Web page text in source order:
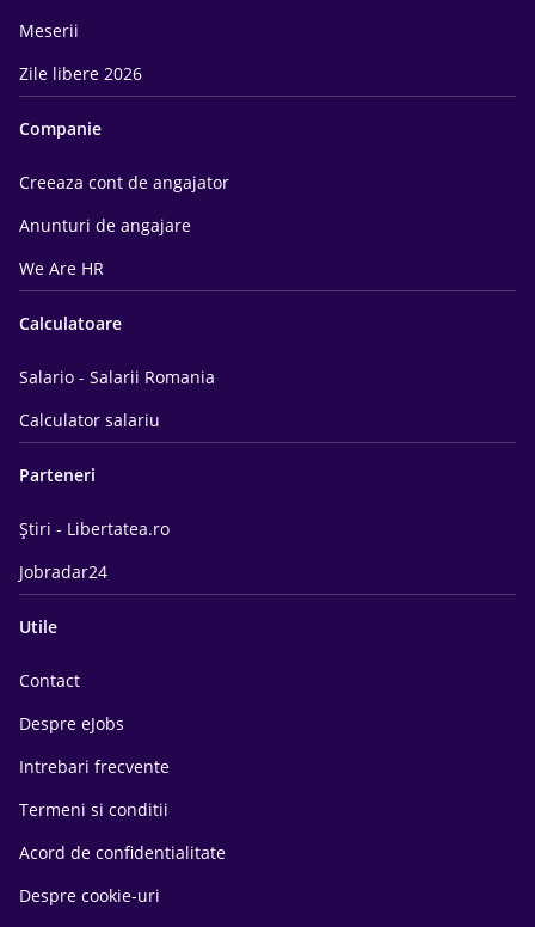
Meserii
Zile libere 2026
Companie
Creeaza cont de angajator
Anunturi de angajare
We Are HR
Calculatoare
Salario - Salarii Romania
Calculator salariu
Parteneri
Știri - Libertatea.ro
Jobradar24
Utile
Contact
Despre eJobs
Intrebari frecvente
Termeni si conditii
Acord de confidentialitate
Despre cookie-uri